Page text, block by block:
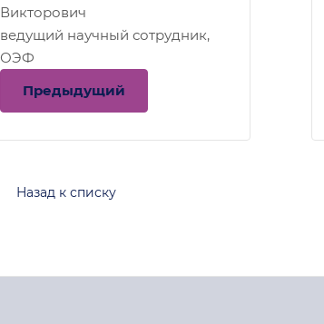
Викторович
ведущий научный сотрудник,
ОЭФ
Предыдущий
Назад к списку